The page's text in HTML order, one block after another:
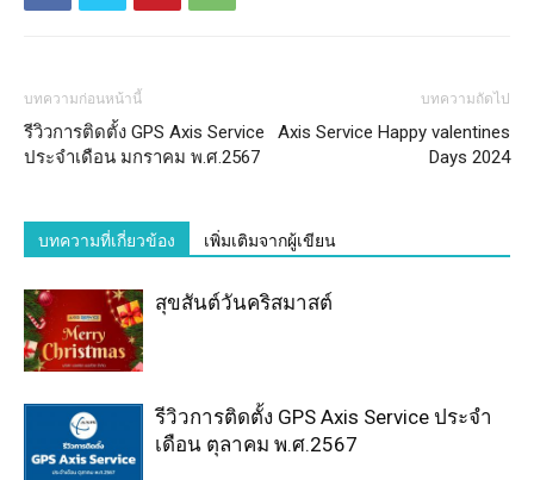
บทความก่อนหน้านี้
รีวิวการติดตั้ง GPS Axis Service
ประจำเดือน มกราคม พ.ศ.2567
บทความถัดไป
Axis Service Happy valentines
Days 2024
บทความที่เกี่ยวข้อง เพิ่มเติมจากผู้เขียน
สุขสันต์วันคริสมาสต์
รีวิวการติดตั้ง GPS Axis Service ประจำ
เดือน ตุลาคม พ.ศ.2567